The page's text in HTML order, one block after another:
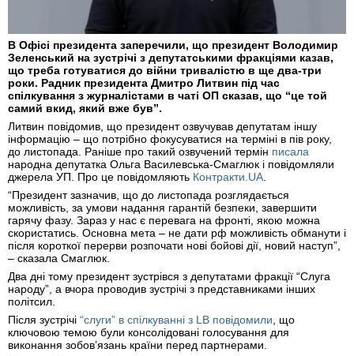
В Офісі президента заперечили, що президент Володимир
Зеленський на зустрічі з депутатськими фракціями казав,
що треба готуватися до війни тривалістю в ще два-три
роки. Радник президента Дмитро Литвин під час
спілкування з журналістами в чаті ОП сказав, що “це той
самий вкид, який вже був”.
Литвин повідомив, що президент озвучував депутатам іншу
інформацію – що потрібно фокусуватися на терміні в пів року,
до листопада. Раніше про такий озвучений термін писала
народна депутатка Ольга Василевська-Смаглюк і повідомляли
джерела УП. Про це повідомляють Контракти.UA
“Президент зазначив, що до листопада розглядається
можливість, за умови надання гарантій безпеки, завершити
гарячу фазу. Зараз у нас є перевага на фронті, якою можна
скористатись. Основна мета – не дати рф можливість обманути і
після короткої перерви розпочати нові бойові дії, новий наступ”,
– сказала Смаглюк.
Два дні тому президент зустрівся з депутатами фракції “Слуга
народу”, а вчора проводив зустрічі з представниками інших
політсил.
Після зустрічі “слуги” в спілкуванні з LB повідомили , що
ключовою темою були консолідовані голосування для
виконання зобов’язань країни перед партнерами.